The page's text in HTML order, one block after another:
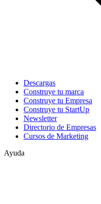
Descargas
Construye tu marca
Construye tu Empresa
Construye tu StartUp
Newsletter
Directorio de Empresas
Cursos de Marketing
Ayuda